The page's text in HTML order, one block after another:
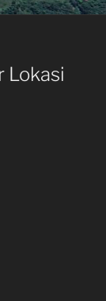
Lokasi